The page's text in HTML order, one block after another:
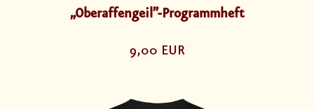
„Oberaffengeil”-Programmheft
9,00 EUR